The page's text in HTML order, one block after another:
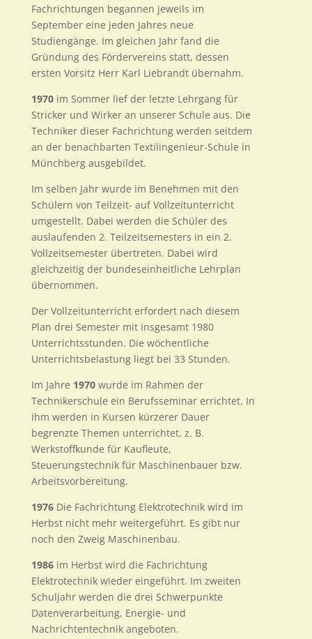
Fachrichtungen begannen jeweils im
September eine jeden Jahres neue
Studiengänge. Im gleichen Jahr fand die
Gründung des Fördervereins statt, dessen
ersten Vorsitz Herr Karl Liebrandt übernahm.
1970 im Sommer lief der letzte Lehrgang für
Stricker und Wirker an unserer Schule aus. Die
Techniker dieser Fachrichtung werden seitdem
an der benachbarten Textilingenieur-Schule in
Münchberg ausgebildet.
Im selben Jahr wurde im Benehmen mit den
Schülern von Teilzeit- auf Vollzeitunterricht
umgestellt. Dabei werden die Schüler des
auslaufenden 2. Teilzeitsemesters in ein 2.
Vollzeitsemester übertreten. Dabei wird
gleichzeitig der bundeseinheitliche Lehrplan
übernommen.
Der Vollzeitunterricht erfordert nach diesem
Plan drei Semester mit insgesamt 1980
Unterrichtsstunden. Die wöchentliche
Unterrichtsbelastung liegt bei 33 Stunden.
Im Jahre 1970 wurde im Rahmen der
Technikerschule ein Berufsseminar errichtet. In
ihm werden in Kursen kürzerer Dauer
begrenzte Themen unterrichtet, z. B.
Werkstoffkunde für Kaufleute,
Steuerungstechnik für Maschinenbauer bzw.
Arbeitsvorbereitung.
1976 Die Fachrichtung Elektrotechnik wird im
Herbst nicht mehr weitergeführt. Es gibt nur
noch den Zweig Maschinenbau.
1986 im Herbst wird die Fachrichtung
Elektrotechnik wieder eingeführt. Im zweiten
Schuljahr werden die drei Schwerpunkte
Datenverarbeitung, Energie- und
Nachrichtentechnik angeboten.